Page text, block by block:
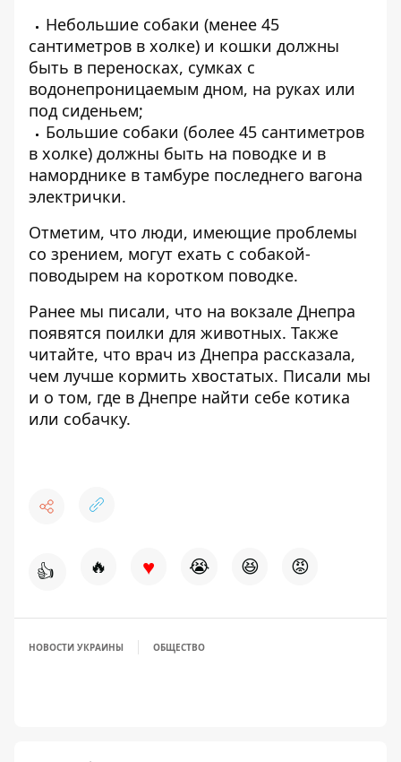
Небольшие собаки (менее 45
сантиметров в холке) и кошки должны
быть в переносках, сумках с
водонепроницаемым дном, на руках или
под сиденьем;
Большие собаки (более 45 сантиметров
в холке) должны быть на поводке и в
наморднике в тамбуре последнего вагона
электрички.
Отметим, что люди, имеющие проблемы
со зрением, могут ехать с собакой-
поводырем на коротком поводке.
Ранее мы писали, что на вокзале Днепра
появятся поилки для животных. Также
читайте, что врач из Днепра рассказала,
чем лучше кормить хвостатых. Писали мы
и о том, где в Днепре найти себе котика
или собачку.
👍 🔥 ♥ 😭 😆 😡
НОВОСТИ УКРАИНЫ ОБЩЕСТВО